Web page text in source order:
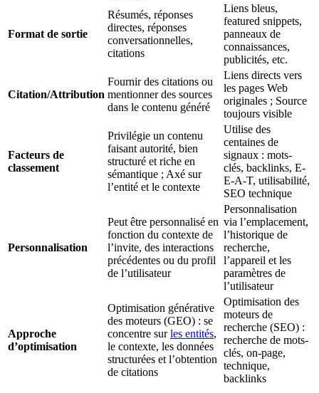
Format de sortie
Résumés, réponses
directes, réponses
conversationnelles,
citations
Liens bleus,
featured snippets,
panneaux de
connaissances,
publicités, etc.
Citation/Attribution
Fournir des citations ou
mentionner des sources
dans le contenu généré
Liens directs vers
les pages Web
originales ; Source
toujours visible
Facteurs de
classement
Privilégie un contenu
faisant autorité, bien
structuré et riche en
sémantique ; Axé sur
l’entité et le contexte
Utilise des
centaines de
signaux : mots-
clés, backlinks, E-
E-A-T, utilisabilité,
SEO technique
Personnalisation
Peut être personnalisé en
fonction du contexte de
l’invite, des interactions
précédentes ou du profil
de l’utilisateur
Personnalisation
via l’emplacement,
l’historique de
recherche,
l’appareil et les
paramètres de
l’utilisateur
Approche
d’optimisation
Optimisation générative
des moteurs (GEO) : se
concentre surles entités,
le contexte, les données
structurées et l’obtention
de citations
Optimisation des
moteurs de
recherche (SEO) :
recherche de mots-
clés, on-page,
technique,
backlinks